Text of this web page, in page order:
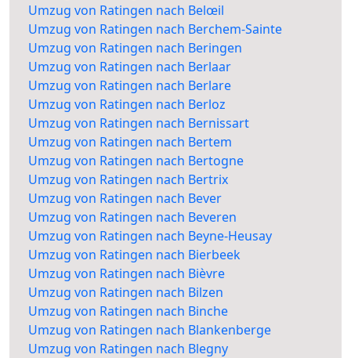
Umzug von Ratingen nach Belœil
Umzug von Ratingen nach Berchem-Sainte
Umzug von Ratingen nach Beringen
Umzug von Ratingen nach Berlaar
Umzug von Ratingen nach Berlare
Umzug von Ratingen nach Berloz
Umzug von Ratingen nach Bernissart
Umzug von Ratingen nach Bertem
Umzug von Ratingen nach Bertogne
Umzug von Ratingen nach Bertrix
Umzug von Ratingen nach Bever
Umzug von Ratingen nach Beveren
Umzug von Ratingen nach Beyne-Heusay
Umzug von Ratingen nach Bierbeek
Umzug von Ratingen nach Bièvre
Umzug von Ratingen nach Bilzen
Umzug von Ratingen nach Binche
Umzug von Ratingen nach Blankenberge
Umzug von Ratingen nach Blegny